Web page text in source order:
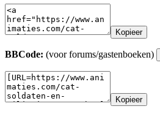
Kopieer
BBCode: (voor forums/gastenboeken)
Kopieer